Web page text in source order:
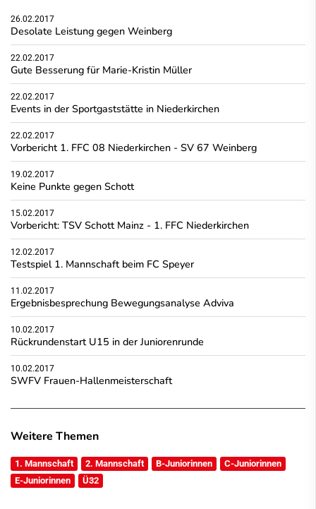
26.02.2017
Desolate Leistung gegen Weinberg
22.02.2017
Gute Besserung für Marie-Kristin Müller
22.02.2017
Events in der Sportgaststätte in Niederkirchen
22.02.2017
Vorbericht 1. FFC 08 Niederkirchen - SV 67 Weinberg
19.02.2017
Keine Punkte gegen Schott
15.02.2017
Vorbericht: TSV Schott Mainz - 1. FFC Niederkirchen
12.02.2017
Testspiel 1. Mannschaft beim FC Speyer
11.02.2017
Ergebnisbesprechung Bewegungsanalyse Adviva
10.02.2017
Rückrundenstart U15 in der Juniorenrunde
10.02.2017
SWFV Frauen-Hallenmeisterschaft
Weitere Themen
1. Mannschaft 2. Mannschaft B-Juniorinnen
C-Juniorinnen
E-Juniorinnen
Ü32